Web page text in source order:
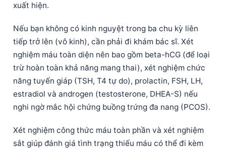
xuất hiện.
Nếu bạn không có kinh nguyệt trong ba chu kỳ liên
tiếp trở lên (vô kinh), cần phải đi khám bác sĩ. Xét
nghiệm máu toàn diện nên bao gồm beta-hCG (để loại
trừ hoàn toàn khả năng mang thai), xét nghiệm chức
năng tuyến giáp (TSH, T4 tự do), prolactin, FSH, LH,
estradiol và androgen (testosterone, DHEA-S) nếu
nghi ngờ mắc hội chứng buồng trứng đa nang (PCOS).
Xét nghiệm công thức máu toàn phần và xét nghiệm
sắt giúp đánh giá tình trạng thiếu máu có thể đi kèm
Кыргызча
Татар теле
Беларуская мова
Esperanto
Frysk
Ślōnskŏ gŏdka
Norsk bokmål